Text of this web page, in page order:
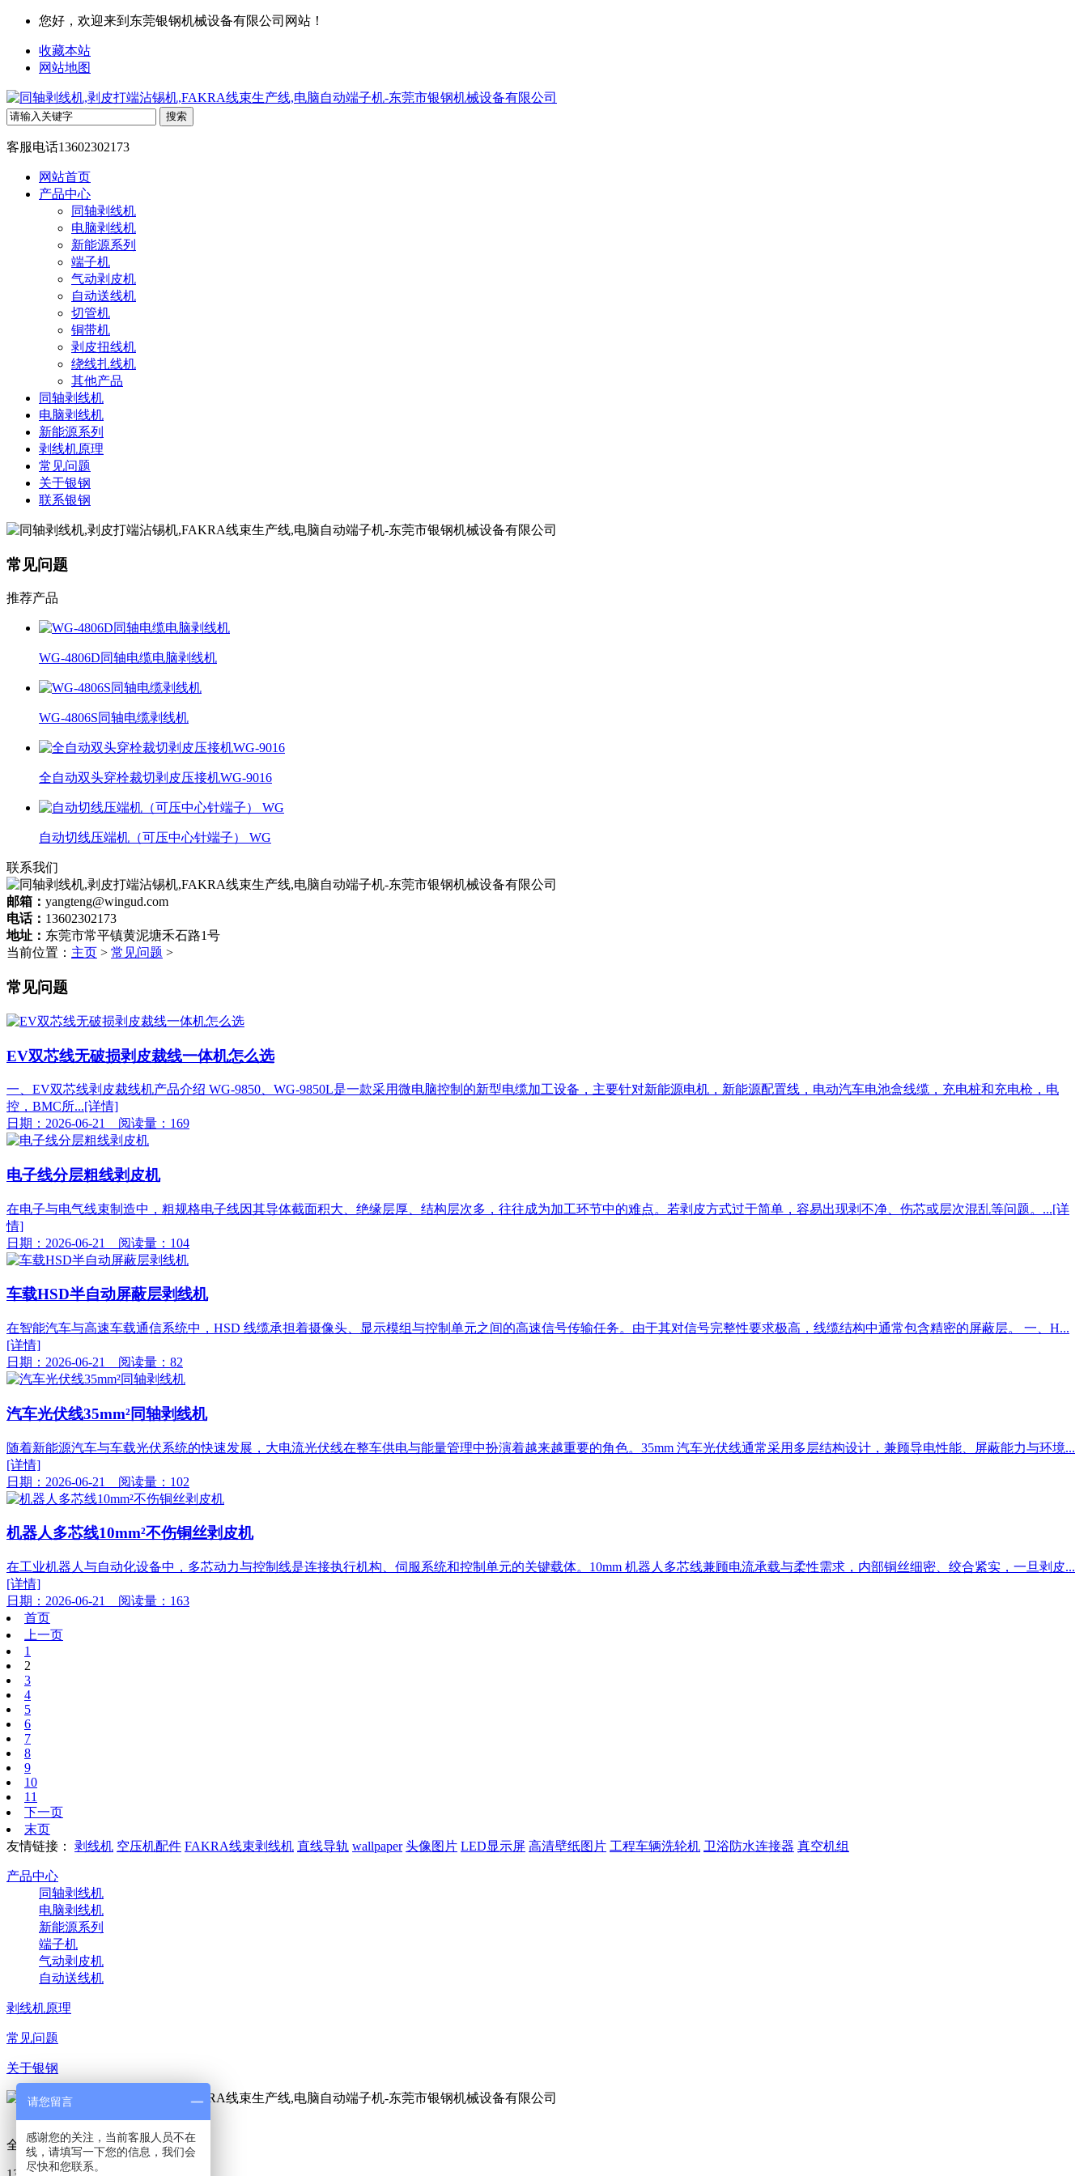
您好，欢迎来到东莞银钢机械设备有限公司网站！
收藏本站
网站地图
客服电话13602302173
网站首页
产品中心
同轴剥线机
电脑剥线机
新能源系列
端子机
气动剥皮机
自动送线机
切管机
铜带机
剥皮扭线机
绕线扎线机
其他产品
同轴剥线机
电脑剥线机
新能源系列
剥线机原理
常见问题
关于银钢
联系银钢
常见问题
推荐产品
WG-4806D同轴电缆电脑剥线机
WG-4806S同轴电缆剥线机
全自动双头穿栓裁切剥皮压接机WG-9016
自动切线压端机（可压中心针端子） WG
联系我们
邮箱： yangteng@wingud.com
电话： 13602302173
地址： 东莞市常平镇黄泥塘禾石路1号
当前位置： 主页 > 常见问题 >
常见问题
EV双芯线无破损剥皮裁线一体机怎么选
一、EV双芯线剥皮裁线机产品介绍 WG-9850、WG-9850L是一款采用微电脑控制的新型电缆加工设备，主要针对新能源电机，新能源配置线，电动汽车电池盒线缆，充电桩和充电枪，电
控，BMC所...[详情]
日期：2026-06-21 阅读量：169
电子线分层粗线剥皮机
在电子与电气线束制造中，粗规格电子线因其导体截面积大、绝缘层厚、结构层次多，往往成为加工环节中的难点。若剥皮方式过于简单，容易出现剥不净、伤芯或层次混乱等问题。...[详
情]
日期：2026-06-21 阅读量：104
车载HSD半自动屏蔽层剥线机
在智能汽车与高速车载通信系统中，HSD 线缆承担着摄像头、显示模组与控制单元之间的高速信号传输任务。由于其对信号完整性要求极高，线缆结构中通常包含精密的屏蔽层。 一、H...
[详情]
日期：2026-06-21 阅读量：82
汽车光伏线35mm²同轴剥线机
随着新能源汽车与车载光伏系统的快速发展，大电流光伏线在整车供电与能量管理中扮演着越来越重要的角色。35mm 汽车光伏线通常采用多层结构设计，兼顾导电性能、屏蔽能力与环境...
[详情]
日期：2026-06-21 阅读量：102
机器人多芯线10mm²不伤铜丝剥皮机
在工业机器人与自动化设备中，多芯动力与控制线是连接执行机构、伺服系统和控制单元的关键载体。10mm 机器人多芯线兼顾电流承载与柔性需求，内部铜丝细密、绞合紧实，一旦剥皮...
[详情]
日期：2026-06-21 阅读量：163
首页
上一页
1
2
3
4
5
6
7
8
9
10
11
下一页
末页
友情链接：
剥线机 空压机配件 FAKRA线束剥线机 直线导轨 wallpaper 头像图片 LED显示屏 高清壁纸图片 工程车辆洗轮机 卫浴防水连接器 真空机组
产品中心
同轴剥线机
电脑剥线机
新能源系列
端子机
气动剥皮机
自动送线机
剥线机原理
常见问题
关于银钢
全国咨询热线
请您留言
感谢您的关注，当前客服人员不在
线，请填写一下您的信息，我们会
尽快和您联系。